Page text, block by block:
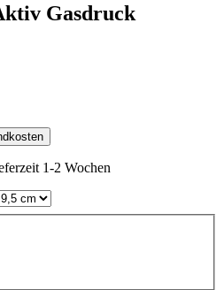
Gasdruck
1-2 Wochen